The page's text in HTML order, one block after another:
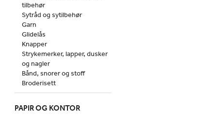
tilbehør
Sytråd og sytilbehør
Garn
Glidelås
Knapper
Strykemerker, lapper, dusker
og nagler
Bånd, snorer og stoff
Broderisett
PAPIR OG KONTOR